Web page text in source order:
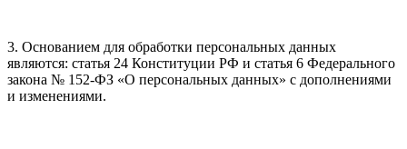
3. Основанием для обработки персональных данных
являются: статья 24 Конституции РФ и статья 6 Федерального
закона № 152-ФЗ «О персональных данных» с дополнениями
и изменениями.